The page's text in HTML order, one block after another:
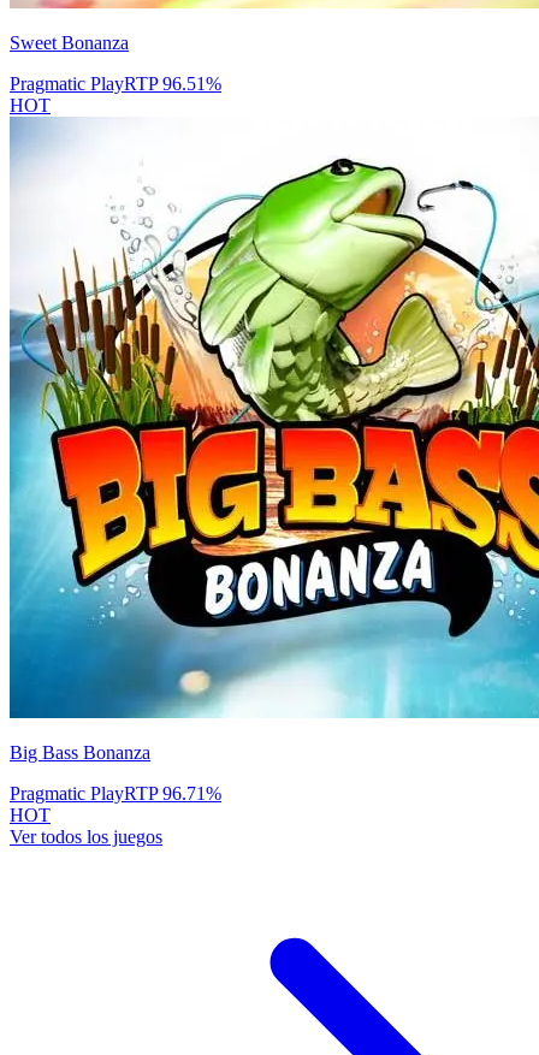
Sweet Bonanza
Pragmatic PlayRTP96.51%
HOT
Big Bass Bonanza
Pragmatic PlayRTP96.71%
HOT
Ver todos los juegos